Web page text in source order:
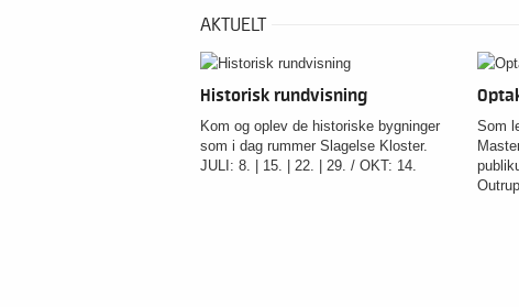
AKTUELT
Historisk rundvisning
Kom og oplev de historiske bygninger
som i dag rummer Slagelse Kloster.
JULI: 8. | 15. | 22. | 29. / OKT: 14.
Som